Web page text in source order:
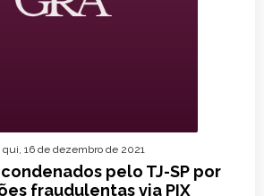
pelo TJ-SP por
fraudulentas via PIX
qui, 16 de dezembro de 2021